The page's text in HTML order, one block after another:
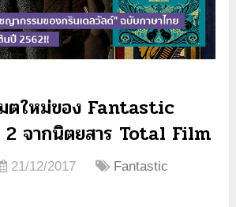
มตใหม่ของ Fantastic
จากนิตยสาร Total Film
21/12/2017
Fantastic